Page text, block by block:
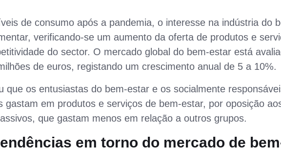
de consumo após a pandemia, o interesse na indústria do
verificando-se um aumento da oferta de produtos e
do sector. O mercado global do bem-estar está
de euros, registando um crescimento anual de 5 a 10%.
que os entusiastas do bem-estar e os socialmente
gastam em produtos e serviços de bem-estar, por oposição
que gastam menos em relação a outros grupos.
em torno do mercado de